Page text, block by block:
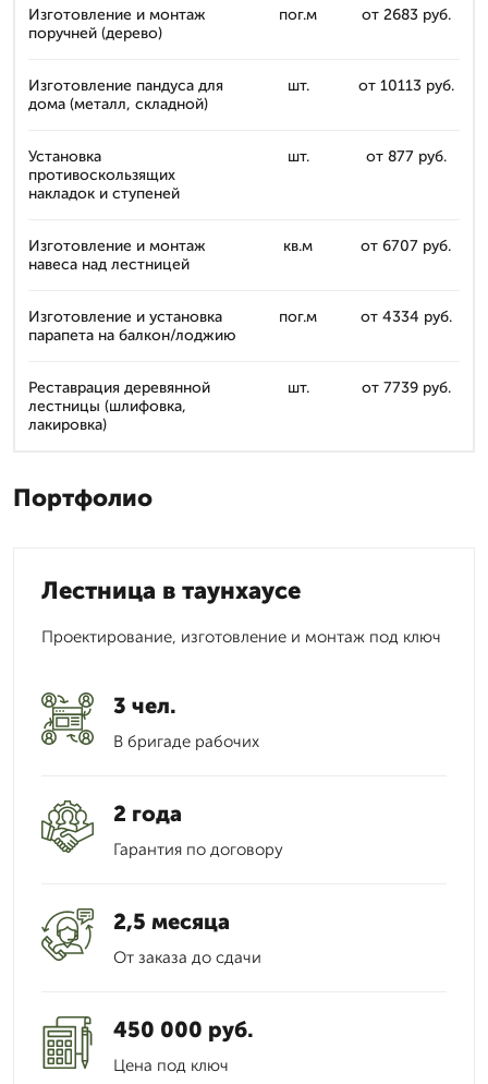
Изготовление и монтаж
поручней (дерево)
пог.м от 2683 руб.
Изготовление пандуса для
дома (металл, складной)
шт. от 10113 руб.
Установка
противоскользящих
накладок и ступеней
шт. от 877 руб.
Изготовление и монтаж
навеса над лестницей
кв.м от 6707 руб.
Изготовление и установка
парапета на балкон/лоджию
пог.м от 4334 руб.
Реставрация деревянной
лестницы (шлифовка,
лакировка)
шт. от 7739 руб.
Портфолио
Лестница в таунхаусе
Проектирование, изготовление и монтаж под ключ
3 чел.
В бригаде рабочих
2 года
Гарантия по договору
2,5 месяца
От заказа до сдачи
450 000 руб.
Цена под ключ